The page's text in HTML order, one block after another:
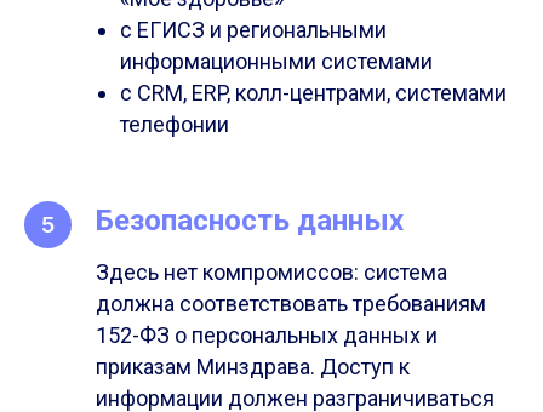
с ЕГИСЗ и региональными
информационными системами
с CRM, ERP, колл-центрами, системами
телефонии
Безопасность данных
Здесь нет компромиссов: система
должна соответствовать требованиям
152-ФЗ о персональных данных и
приказам Минздрава. Доступ к
информации должен разграничиваться